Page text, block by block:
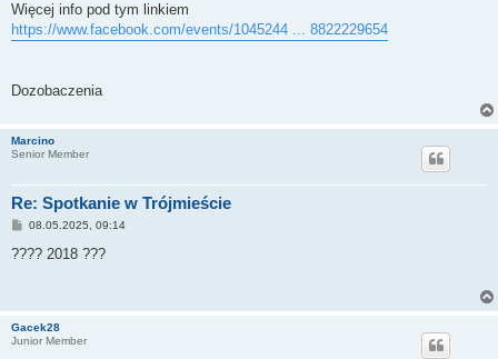
Więcej info pod tym linkiem
https://www.facebook.com/events/1045244 ... 8822229654
Dozobaczenia
Marcino
Senior Member
Re: Spotkanie w Trójmieście
P
s
08.05.2025, 09:14
???? 2018 ???
Gacek28
Junior Member